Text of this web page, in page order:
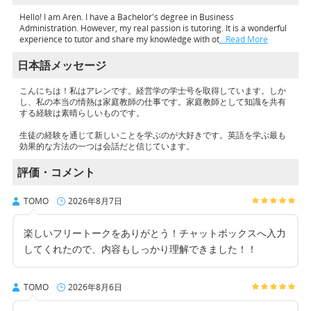
Hello! I am Aren. I have a Bachelor's degree in Business
Administration. However, my real passion is tutoring. It is a wonderful
experience to tutor and share my knowledge with ot…Read More
日本語メッセージ
こんにちは！私はアレンです。経営学の学士号を取得しています。しか
し、私の本当の情熱は家庭教師の仕事です。家庭教師として知識を共有
する経験は素晴らしいものです。
生徒の経験を通じて新しいことを学ぶのが大好きです。英語を学ぶ最も
効果的な方法の一つは会話だと信じています。
評価・コメント
TOMO 2026年8月7日
楽しいフリートークをありがとう！チャットボックスへ入力
してくれたので、内容もしっかり理解できました！！
TOMO 2026年8月6日